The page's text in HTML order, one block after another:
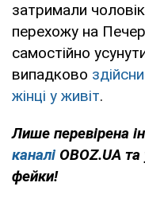
затримали
перехожу на
самостійно
випадково
жінці у живіт.
Лише перевірена
каналі OBOZ.UA та
фейки!